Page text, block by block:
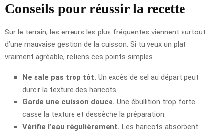
Conseils pour réussir la recette
Sur le terrain, les erreurs les plus fréquentes viennent surtout
d’une mauvaise gestion de la cuisson. Si tu veux un plat
vraiment agréable, retiens ces points simples.
Ne sale pas trop tôt. Un excès de sel au départ peut
durcir la texture des haricots.
Garde une cuisson douce. Une ébullition trop forte
casse la texture et dessèche la préparation.
Vérifie l’eau régulièrement. Les haricots absorbent